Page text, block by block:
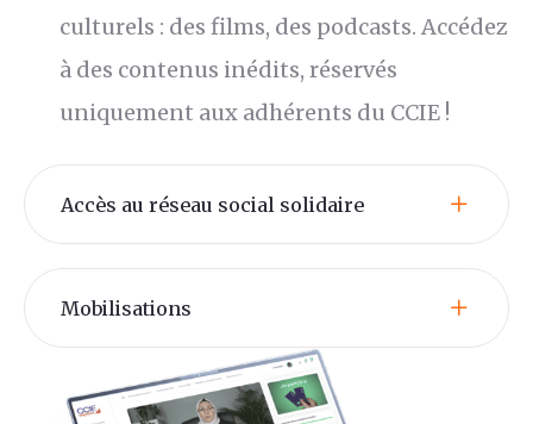
culturels : des films, des podcasts. Accédez
à des contenus inédits, réservés
uniquement aux adhérents du CCIE !
Accès au réseau social solidaire
Mobilisations